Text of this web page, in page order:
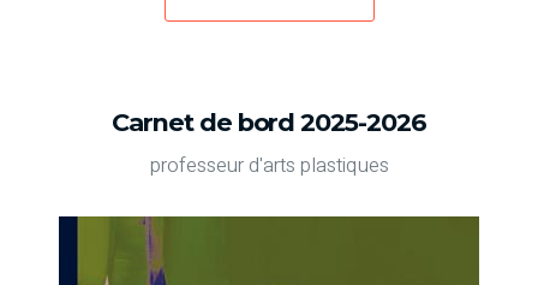
Carnet de bord 2025-2026
professeur d'arts plastiques